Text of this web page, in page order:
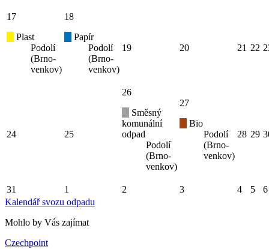
17
Plast
Podolí
(Brno-
venkov)
18
Papír
Podolí
(Brno-
venkov)
19 20 21 22
24 25
26
Směsný
komunální
odpad
Podolí
(Brno-
venkov)
27
Bio
Podolí
(Brno-
venkov)
28 29
31 1 2 3 4 5
6
Kalendář svozu odpadu
Mohlo by Vás zajímat
Czechpoint